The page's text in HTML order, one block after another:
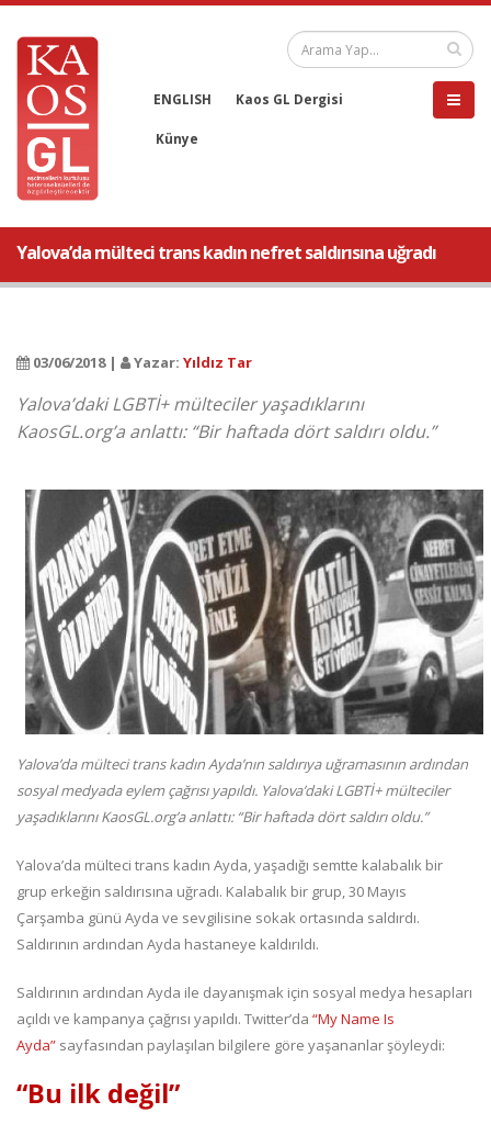
ENGLISH Kaos GL Dergisi
Künye
Yalova’da mülteci trans kadın nefret saldırısına uğradı
03/06/2018 | Yazar: Yıldız Tar
Yalova’daki LGBTİ+ mülteciler yaşadıklarını
KaosGL.org’a anlattı: “Bir haftada dört saldırı oldu.”
Yalova’da mülteci trans kadın Ayda’nın saldırıya uğramasının ardından
sosyal medyada eylem çağrısı yapıldı. Yalova’daki LGBTİ+ mülteciler
yaşadıklarını KaosGL.org’a anlattı: “Bir haftada dört saldırı oldu.”
Yalova’da mülteci trans kadın Ayda, yaşadığı semtte kalabalık bir
grup erkeğin saldırısına uğradı. Kalabalık bir grup, 30 Mayıs
Çarşamba günü Ayda ve sevgilisine sokak ortasında saldırdı.
Saldırının ardından Ayda hastaneye kaldırıldı.
Saldırının ardından Ayda ile dayanışmak için sosyal medya hesapları
açıldı ve kampanya çağrısı yapıldı. Twitter’da “My Name Is
Ayda” sayfasından paylaşılan bilgilere göre yaşananlar şöyleydi:
“Bu ilk değil”